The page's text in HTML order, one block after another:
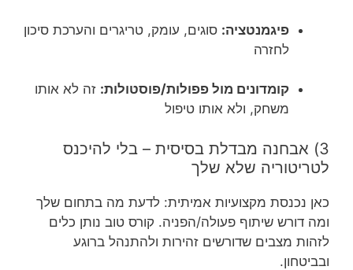
פיגמנטציה: סוגים, עומק, טריגרים והערכת סיכון
לחזרה
קומדונים מול פפולות/פוסטולות: זה לא אותו
משחק, ולא אותו טיפול
3) אבחנה מבדלת בסיסית – בלי להיכנס
לטריטוריה שלא שלך
כאן נכנסת מקצועיות אמיתית: לדעת מה בתחום שלך
ומה דורש שיתוף פעולה/הפניה. קורס טוב נותן כלים
לזהות מצבים שדורשים זהירות ולהתנהל ברוגע
ובביטחון.